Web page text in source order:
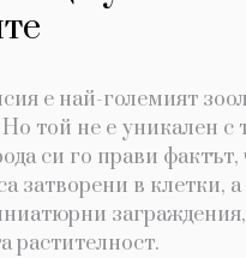
е най-големият
той не е уникален с
си го прави фактът,
затворени в клетки, а
растителност.